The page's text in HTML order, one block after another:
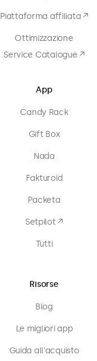
Piattaforma affiliata ↗
Ottimizzazione
Service Catalogue ↗
App
Candy Rack
Gift Box
Nada
Fakturoid
Packeta
Setpilot ↗
Tutti
Risorse
Blog
Le migliori app
Guida all'acquisto